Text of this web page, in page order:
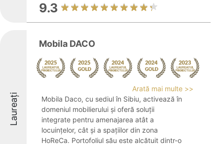
9.3
Laureați
Mobila DACO
Arată mai multe >>
Mobila Daco, cu sediul în Sibiu, activează în
domeniul mobilierului și oferă soluții
integrate pentru amenajarea atât a
locuințelor, cât și a spațiilor din zona
HoReCa. Portofoliul său este alcătuit dintr-o